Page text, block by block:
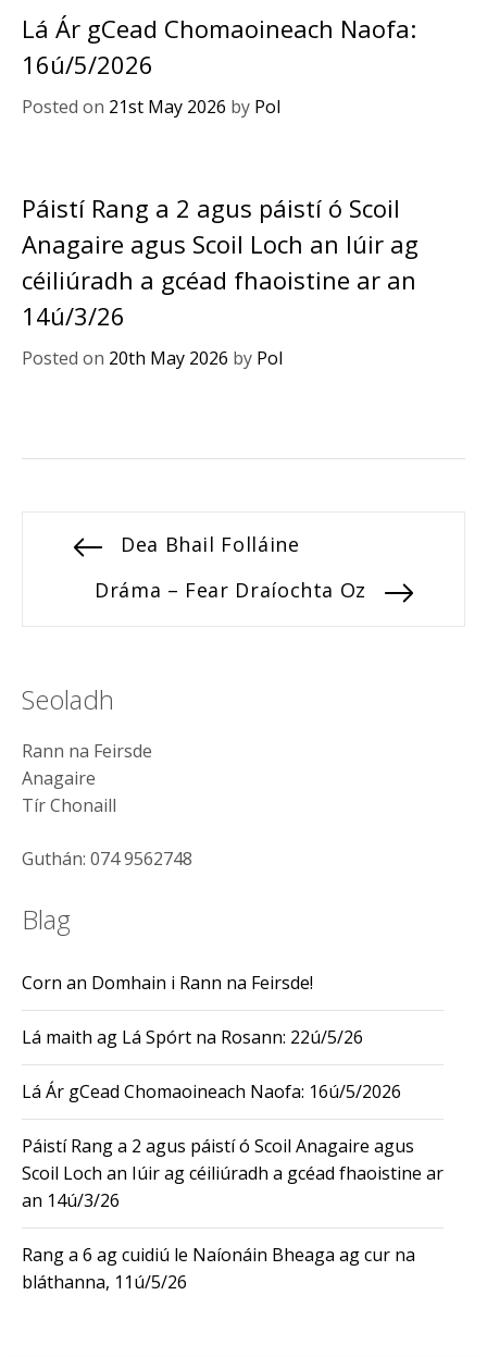
Lá Ár gCead Chomaoineach Naofa:
16ú/5/2026
Posted on 21st May 2026 by Pol
Páistí Rang a 2 agus páistí ó Scoil
Anagaire agus Scoil Loch an Iúir ag
céiliúradh a gcéad fhaoistine ar an
14ú/3/26
Posted on 20th May 2026 by Pol
Post
navigation
Previous
Dea Bhail Folláine
Next
Dráma – Fear Draíochta Oz
Seoladh
Rann na Feirsde
Anagaire
Tír Chonaill
Guthán: 074 9562748
Blag
Corn an Domhain i Rann na Feirsde!
Lá maith ag Lá Spórt na Rosann: 22ú/5/26
Lá Ár gCead Chomaoineach Naofa: 16ú/5/2026
Páistí Rang a 2 agus páistí ó Scoil Anagaire agus
Scoil Loch an Iúir ag céiliúradh a gcéad fhaoistine ar
an 14ú/3/26
Rang a 6 ag cuidiú le Naíonáin Bheaga ag cur na
bláthanna, 11ú/5/26